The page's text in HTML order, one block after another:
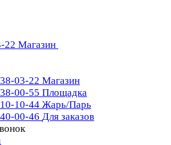
22 Магазин
03-22 Магазин
00-55 Площадка
10-44 Жарь/Парь
00-46 Для заказов